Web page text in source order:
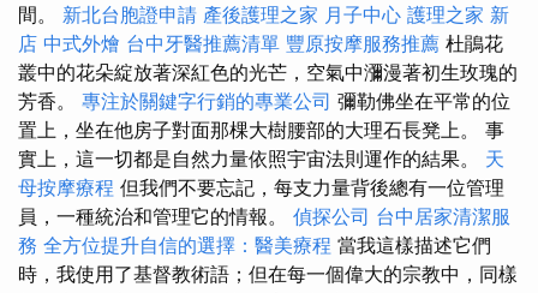
間。 新北台胞證申請 產後護理之家 月子中心 護理之家 新
店 中式外燴 台中牙醫推薦清單 豐原按摩服務推薦 杜鵑花
叢中的花朵綻放著深紅色的光芒，空氣中瀰漫著初生玫瑰的
芳香。 專注於關鍵字行銷的專業公司 彌勒佛坐在平常的位
置上，坐在他房子對面那棵大樹腰部的大理石長凳上。 事
實上，這一切都是自然力量依照宇宙法則運作的結果。 天
母按摩療程 但我們不要忘記，每支力量背後總有一位管理
員，一種統治和管理它的情報。 偵探公司 台中居家清潔服
務 全方位提升自信的選擇：醫美療程 當我這樣描述它們
時，我使用了基督教術語；但在每一個偉大的宗教中，同樣